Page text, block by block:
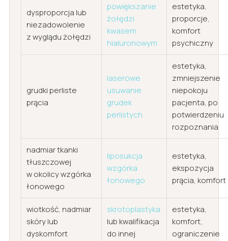
dysproporcja lub
niezadowolenie
z wyglądu żołędzi
powiększanie
żołędzi
kwasem
hialuronowym
estetyka,
proporcje,
komfort
psychiczny
grudki perliste
prącia
laserowe
usuwanie
grudek
perlistych
estetyka,
zmniejszenie
niepokoju
pacjenta, po
potwierdzeniu
rozpoznania
nadmiar tkanki
tłuszczowej
w okolicy wzgórka
łonowego
liposukcja
wzgórka
łonowego
estetyka,
ekspozycja
prącia, komfort
wiotkość, nadmiar
skóry lub
dyskomfort
skrotoplastyka
lub kwalifikacja
do innej
estetyka,
komfort,
ograniczenie